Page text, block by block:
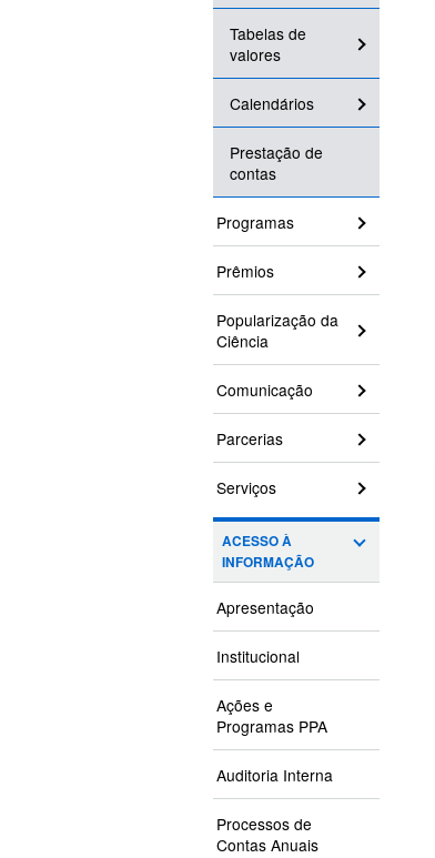
Tabelas de
valores
Calendários
Prestação de
contas
Programas
Prêmios
Popularização da
Ciência
Comunicação
Parcerias
Serviços
ACESSO À
INFORMAÇÃO
Apresentação
Institucional
Ações e
Programas PPA
Auditoria Interna
Processos de
Contas Anuais